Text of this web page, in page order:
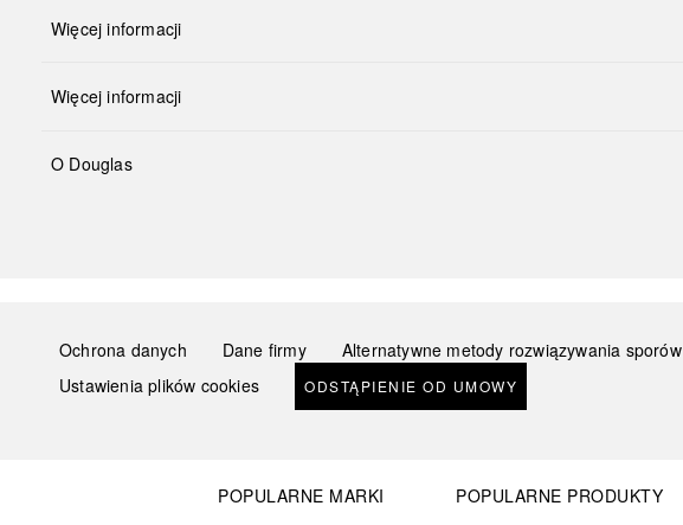
Więcej informacji
Więcej informacji
O Douglas
Ochrona danych Dane firmy Alternatywne metody rozwiązywania sporów
Ustawienia plików cookies
ODSTĄPIENIE OD UMOWY
POPULARNE MARKI
POPULARNE PRODUKTY